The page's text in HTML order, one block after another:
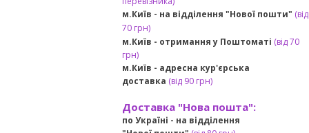
м.Київ - на відділення "Нової пошти" (від
70 грн)
м.Київ - отримання у Поштоматі (від 70
грн)
м.Київ - адресна кур'єрська
доставка (від90 грн)
Доставка "Нова пошта":
по Україні - на відділення